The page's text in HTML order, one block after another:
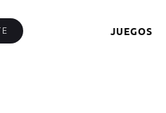
JUEGOS